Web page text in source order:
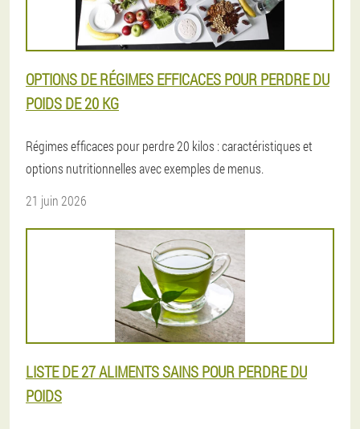
OPTIONS DE RÉGIMES EFFICACES POUR PERDRE DU
POIDS DE 20 KG
Régimes efficaces pour perdre 20 kilos : caractéristiques et
options nutritionnelles avec exemples de menus.
21 juin 2026
LISTE DE 27 ALIMENTS SAINS POUR PERDRE DU
POIDS